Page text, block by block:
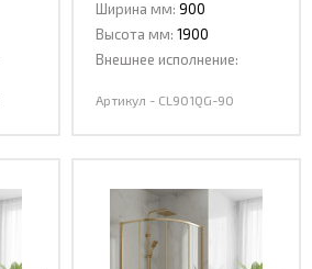
Ширина мм: 900
Высота мм: 1900
Внешнее исполнение:
Артикул - CL901QG-90